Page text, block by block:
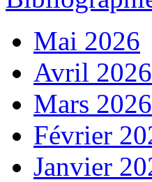
Mai 2026
Avril 2026
Mars 2026
Février
Janvier